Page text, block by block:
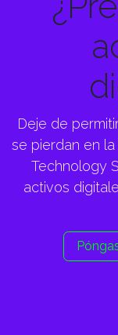
Deje de
se pierdan en
Technology
activos